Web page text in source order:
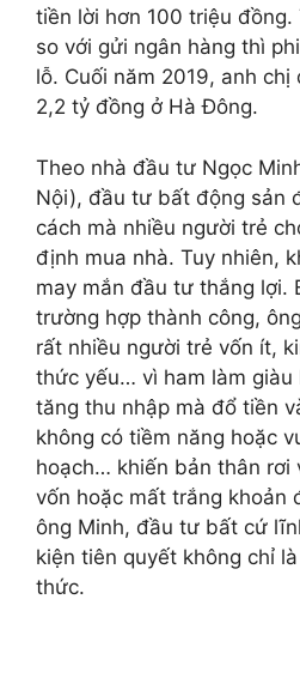
tiền lời hơn 100 triệu đồng.
so với gửi ngân hàng thì
lỗ. Cuối năm 2019, anh
2,2 tỷ đồng ở Hà Đông.
Theo nhà đầu tư Ngọc
Nội), đầu tư bất động sản
cách mà nhiều người trẻ
định mua nhà. Tuy nhiên,
may mắn đầu tư thắng lợi.
trường hợp thành công,
rất nhiều người trẻ vốn ít,
thức yếu… vì ham làm giàu
tăng thu nhập mà đổ tiền
không có tiềm năng hoặc
hoạch… khiến bản thân rơi
vốn hoặc mất trắng khoản
ông Minh, đầu tư bất cứ
kiện tiên quyết không chỉ
thức.